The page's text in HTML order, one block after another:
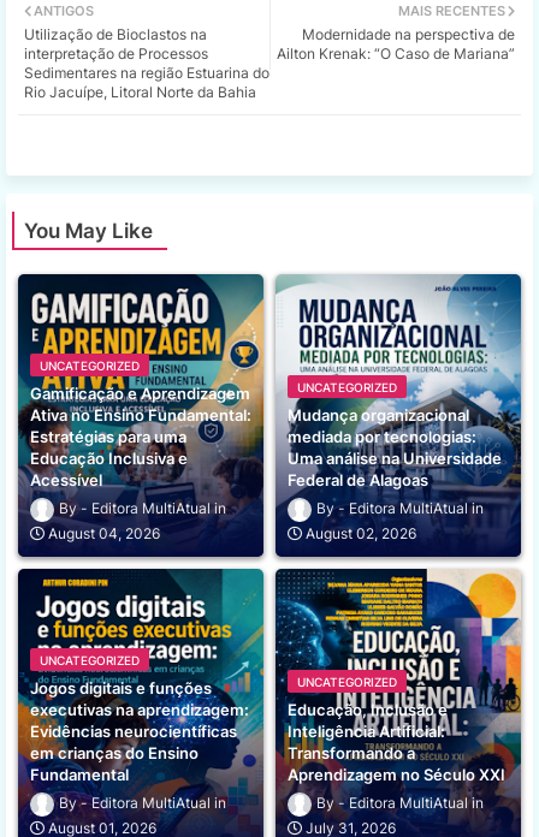
ats
MAIS RECENTES
Modernidade na perspectiva de
Ailton Krenak: “O Caso de Mariana”
ANTIGOS
Utilização de Bioclastos na
interpretação de Processos
Sedimentares na região Estuarina do
Rio Jacuípe, Litoral Norte da Bahia
You May Like
UNCATEGORIZED
Gamificação e Aprendizagem
Ativa no Ensino Fundamental:
Estratégias para uma
Educação Inclusiva e
Acessível
Editora MultiAtual
August 04, 2026
UNCATEGORIZED
Mudança organizacional
mediada por tecnologias:
Uma análise na Universidade
Federal de Alagoas
Editora MultiAtual
August 02, 2026
UNCATEGORIZED
Jogos digitais e funções
executivas na aprendizagem:
Evidências neurocientíficas
em crianças do Ensino
Fundamental
Editora MultiAtual
August 01, 2026
UNCATEGORIZED
Educação, Inclusão e
Inteligência Artificial:
Transformando a
Aprendizagem no Século XXI
Editora MultiAtual
July 31, 2026